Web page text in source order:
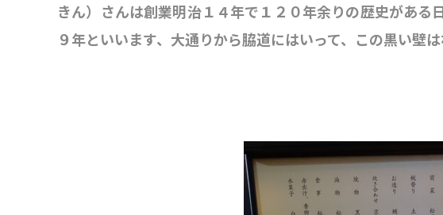
きん）さんは創業明治１４年で１２０年余りの歴史があ
９年といいます、大通りから脇道にはいって、この黒い壁